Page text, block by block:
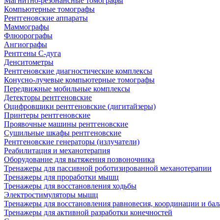
Компьютерные томографы
Рентгеновские аппараты
Маммографы
Флюорографы
Ангиографы
Рентгены С-дуга
Денситометры
Рентгеновские диагностические комплексы
Конусно-лучевые компьютерные томографы
Передвижные мобильные комплексы
Детекторы рентгеновские
Оцифровщики рентгеновские (дигитайзеры)
Принтеры рентгеновские
Проявочные машины рентгеновские
Сушильные шкафы рентгеновские
Рентгеновские генераторы (излучатели)
Реабилитация и механотерапия
Оборудование для вытяжения позвоночника
Тренажеры для пассивной роботизированной механотерапии
Тренажеры для проработки мышц
Тренажеры для восстановления ходьбы
Электростимуляторы мышц
Тренажеры для восстановления равновесия, координации и
Тренажеры для активной разработки конечностей